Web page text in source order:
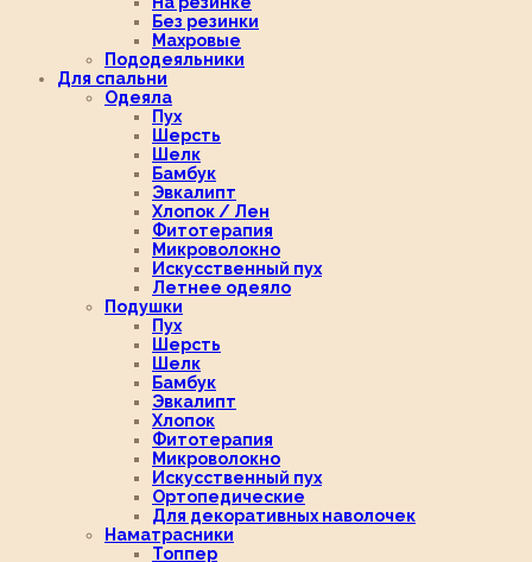
Без резинки
Махровые
Пододеяльники
Для спальни
Одеяла
Пух
Шерсть
Шелк
Бамбук
Эвкалипт
Хлопок / Лен
Фитотерапия
Микроволокно
Искусственный пух
Летнее одеяло
Подушки
Пух
Шерсть
Шелк
Бамбук
Эвкалипт
Хлопок
Фитотерапия
Микроволокно
Искусственный пух
Ортопедические
Для декоративных наволочек
Наматрасники
Топпер